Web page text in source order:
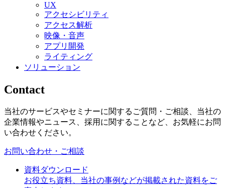
UX
アクセシビリティ
アクセス解析
映像・音声
アプリ開発
ライティング
ソリューション
Contact
当社のサービスやセミナーに関するご質問・ご相談、当社の
企業情報やニュース、採用に関することなど、お気軽にお問
い合わせください。
お問い合わせ・ご相談
資料ダウンロード
お役立ち資料、当社の事例などが掲載された資料をご